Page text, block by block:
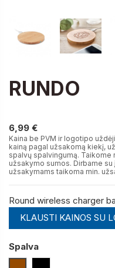
RUNDO
6,99 €
Kaina be PVM ir logotipo
kainą pagal užsakomą kiekį,
spalvų spalvingumą. Taikome
užsakymo sumos. Dirbame
užsakymams taikoma min.
Round wireless charger
KLAUSTI KAINOS SU
Spalva